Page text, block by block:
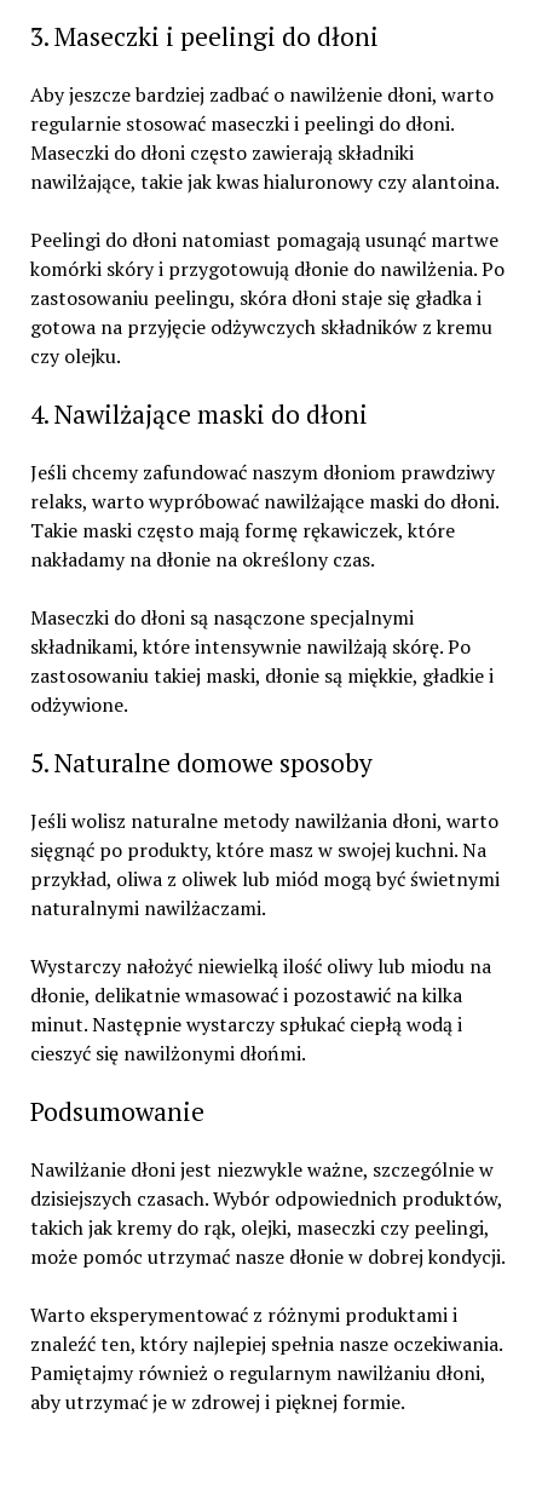
3. Maseczki i peelingi do dłoni
Aby jeszcze bardziej zadbać o nawilżenie dłoni, warto
regularnie stosować maseczki i peelingi do dłoni.
Maseczki do dłoni często zawierają składniki
nawilżające, takie jak kwas hialuronowy czy alantoina.
Peelingi do dłoni natomiast pomagają usunąć martwe
komórki skóry i przygotowują dłonie do nawilżenia. Po
zastosowaniu peelingu, skóra dłoni staje się gładka i
gotowa na przyjęcie odżywczych składników z kremu
czy olejku.
4. Nawilżające maski do dłoni
Jeśli chcemy zafundować naszym dłoniom prawdziwy
relaks, warto wypróbować nawilżające maski do dłoni.
Takie maski często mają formę rękawiczek, które
nakładamy na dłonie na określony czas.
Maseczki do dłoni są nasączone specjalnymi
składnikami, które intensywnie nawilżają skórę. Po
zastosowaniu takiej maski, dłonie są miękkie, gładkie i
odżywione.
5. Naturalne domowe sposoby
Jeśli wolisz naturalne metody nawilżania dłoni, warto
sięgnąć po produkty, które masz w swojej kuchni. Na
przykład, oliwa z oliwek lub miód mogą być świetnymi
naturalnymi nawilżaczami.
Wystarczy nałożyć niewielką ilość oliwy lub miodu na
dłonie, delikatnie wmasować i pozostawić na kilka
minut. Następnie wystarczy spłukać ciepłą wodą i
cieszyć się nawilżonymi dłońmi.
Podsumowanie
Nawilżanie dłoni jest niezwykle ważne, szczególnie w
dzisiejszych czasach. Wybór odpowiednich produktów,
takich jak kremy do rąk, olejki, maseczki czy peelingi,
może pomóc utrzymać nasze dłonie w dobrej kondycji.
Warto eksperymentować z różnymi produktami i
znaleźć ten, który najlepiej spełnia nasze oczekiwania.
Pamiętajmy również o regularnym nawilżaniu dłoni,
aby utrzymać je w zdrowej i pięknej formie.